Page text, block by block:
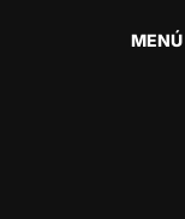
MENÚ